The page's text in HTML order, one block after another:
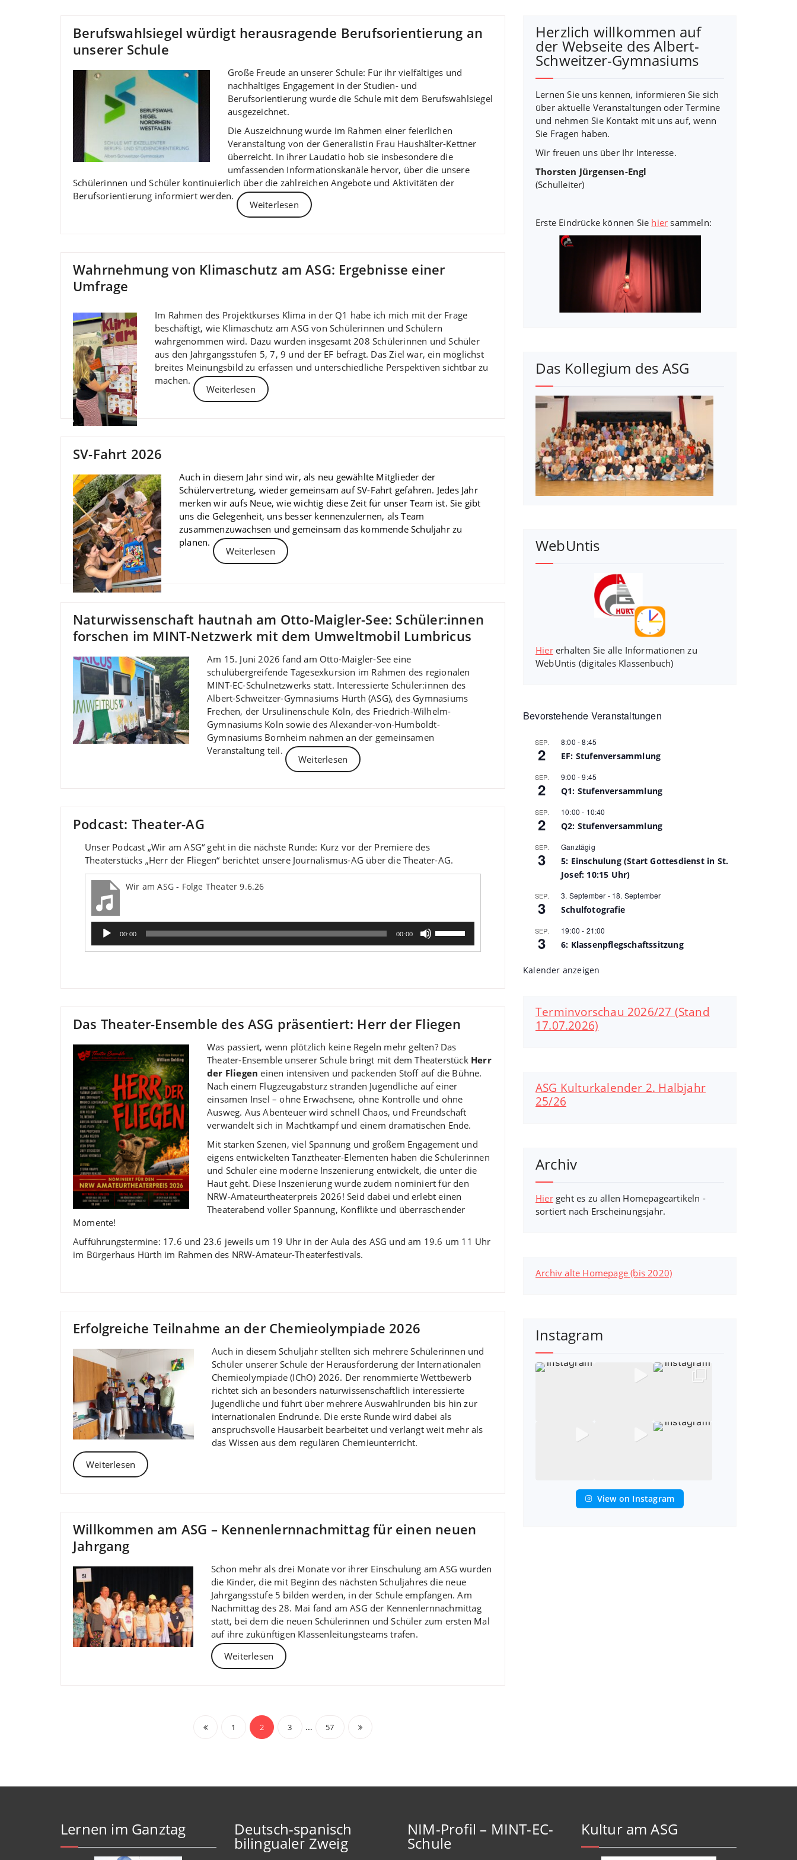
Berufswahlsiegel würdigt herausragende Berufsorientierung an
unserer Schule
Große Freude an unserer Schule: Für ihr vielfältiges und
nachhaltiges Engagement in der Studien- und
Berufsorientierung wurde die Schule mit dem Berufswahlsiegel
ausgezeichnet.
Die Auszeichnung wurde im Rahmen einer feierlichen
Veranstaltung von der Generalistin Frau Haushälter-Kettner
überreicht. In ihrer Laudatio hob sie insbesondere die
umfassenden Informationskanäle hervor, über die unsere
Schülerinnen und Schüler kontinuierlich über die zahlreichen Angebote und Aktivitäten der
Berufsorientierung informiert werden.
Weiterlesen
Wahrnehmung von Klimaschutz am ASG: Ergebnisse einer
Umfrage
Im Rahmen des Projektkurses Klima in der Q1 habe ich mich mit der Frage
beschäftigt, wie Klimaschutz am ASG von Schülerinnen und Schülern
wahrgenommen wird. Dazu wurden insgesamt 208 Schülerinnen und Schüler
aus den Jahrgangsstufen 5, 7, 9 und der EF befragt. Das Ziel war, ein möglichst
breites Meinungsbild zu erfassen und unterschiedliche Perspektiven sichtbar zu
machen.
Weiterlesen
SV-Fahrt 2026
Auch in diesem Jahr sind wir, als neu gewählte Mitglieder der
Schülervertretung, wieder gemeinsam auf SV-Fahrt gefahren. Jedes Jahr
merken wir aufs Neue, wie wichtig diese Zeit für unser Team ist. Sie gibt
uns die Gelegenheit, uns besser kennenzulernen, als Team
zusammenzuwachsen und gemeinsam das kommende Schuljahr zu
planen.
Weiterlesen
Naturwissenschaft hautnah am Otto-Maigler-See: Schüler:innen
forschen im MINT-Netzwerk mit dem Umweltmobil Lumbricus
Am 15. Juni 2026 fand am Otto-Maigler-See eine
schulübergreifende Tagesexkursion im Rahmen des regionalen
MINT-EC-Schulnetzwerks statt. Interessierte Schüler:innen des
Albert-Schweitzer-Gymnasiums Hürth (ASG), des Gymnasiums
Frechen, der Ursulinenschule Köln, des Friedrich-Wilhelm-
Gymnasiums Köln sowie des Alexander-von-Humboldt-
Gymnasiums Bornheim nahmen an der gemeinsamen
Veranstaltung teil.
Weiterlesen
Podcast: Theater-AG
Unser Podcast „Wir am ASG“ geht in die nächste Runde: Kurz vor der Premiere des
Theaterstücks „Herr der Fliegen“ berichtet unsere Journalismus-AG über die Theater-AG.
Wir am ASG - Folge Theater 9.6.26
Audio-
Player
00:00 00:00
Hoch/Runter
benutzen,
Das Theater-Ensemble des ASG präsentiert: Herr der Fliegen
Was passiert, wenn plötzlich keine Regeln mehr gelten? Das
Theater-Ensemble unserer Schule bringt mit dem Theaterstück Herr
der Fliegen einen intensiven und packenden Stoff auf die Bühne.
Nach einem Flugzeugabsturz stranden Jugendliche auf einer
einsamen Insel – ohne Erwachsene, ohne Kontrolle und ohne
Ausweg. Aus Abenteuer wird schnell Chaos, und Freundschaft
verwandelt sich in Machtkampf und einem dramatischen Ende.
Mit starken Szenen, viel Spannung und großem Engagement und
eigens entwickelten Tanztheater-Elementen haben die Schülerinnen
und Schüler eine moderne Inszenierung entwickelt, die unter die
Haut geht. Diese Inszenierung wurde zudem nominiert für den
NRW-Amateurtheaterpreis 2026! Seid dabei und erlebt einen
Theaterabend voller Spannung, Konflikte und überraschender
Momente!
Aufführungstermine: 17.6 und 23.6 jeweils um 19 Uhr in der Aula des ASG und am 19.6 um 11 Uhr
im Bürgerhaus Hürth im Rahmen des NRW-Amateur-Theaterfestivals.
Erfolgreiche Teilnahme an der Chemieolympiade 2026
Auch in diesem Schuljahr stellten sich mehrere Schülerinnen und
Schüler unserer Schule der Herausforderung der Internationalen
Chemieolympiade (IChO) 2026. Der renommierte Wettbewerb
richtet sich an besonders naturwissenschaftlich interessierte
Jugendliche und führt über mehrere Auswahlrunden bis hin zur
internationalen Endrunde. Die erste Runde wird dabei als
anspruchsvolle Hausarbeit bearbeitet und verlangt weit mehr als
das Wissen aus dem regulären Chemieunterricht.
Weiterlesen
Willkommen am ASG – Kennenlernnachmittag für einen neuen
Jahrgang
Schon mehr als drei Monate vor ihrer Einschulung am ASG wurden
die Kinder, die mit Beginn des nächsten Schuljahres die neue
Jahrgangsstufe 5 bilden werden, in der Schule empfangen. Am
Nachmittag des 28. Mai fand am ASG der Kennenlernnachmittag
statt, bei dem die neuen Schülerinnen und Schüler zum ersten Mal
auf ihre zukünftigen Klassenleitungsteams trafen.
Weiterlesen
Beitragsnavigation
1 2 3 … 57
Herzlich willkommen auf
der Webseite des Albert-
Schweitzer-Gymnasiums
Lernen Sie uns kennen, informieren Sie sich
über aktuelle Veranstaltungen oder Termine
und nehmen Sie Kontakt mit uns auf, wenn
Sie Fragen haben.
Wir freuen uns über Ihr Interesse.
Thorsten Jürgensen-Engl
(Schulleiter)
Erste Eindrücke können Sie hier sammeln:
Das Kollegium des ASG
WebUntis
Hiererhalten Sie alle Informationen zu
WebUntis (digitales Klassenbuch)
Bevorstehende Veranstaltungen
SEP.
2
8:00 -8:45
EF: Stufenversammlung
SEP.
2
9:00 -9:45
Q1: Stufenversammlung
SEP.
2
10:00 - 10:40
Q2: Stufenversammlung
SEP.
3
Ganztägig
5: Einschulung (Start Gottesdienst in St.
Josef: 10:15 Uhr)
SEP.
3
3. September - 18. September
Schulfotografie
SEP.
3
19:00 - 21:00
6: Klassenpflegschaftssitzung
Kalender anzeigen
Terminvorschau 2026/27 (Stand
17.07.2026)
ASG Kulturkalender 2. Halbjahr
25/26
Archiv
Hiergeht es zu allen Homepageartikeln -
sortiert nach Erscheinungsjahr.
Archiv alte Homepage (bis 2020)
Instagram
View on Instagram
Lernen im Ganztag Deutsch-spanisch
bilingualer Zweig
NIM-Profil – MINT-EC-
Schule
Kultur am ASG